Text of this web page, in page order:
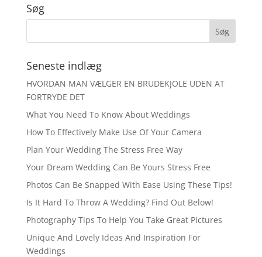
Søg
Seneste indlæg
HVORDAN MAN VÆLGER EN BRUDEKJOLE UDEN AT
FORTRYDE DET
What You Need To Know About Weddings
How To Effectively Make Use Of Your Camera
Plan Your Wedding The Stress Free Way
Your Dream Wedding Can Be Yours Stress Free
Photos Can Be Snapped With Ease Using These Tips!
Is It Hard To Throw A Wedding? Find Out Below!
Photography Tips To Help You Take Great Pictures
Unique And Lovely Ideas And Inspiration For
Weddings